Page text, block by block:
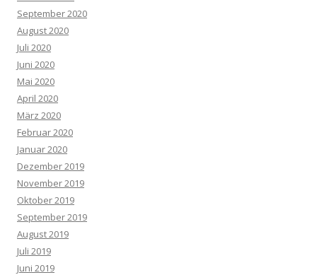
September 2020
August 2020
Juli 2020
Juni 2020
Mai 2020
April 2020
März 2020
Februar 2020
Januar 2020
Dezember 2019
November 2019
Oktober 2019
September 2019
August 2019
Juli 2019
Juni 2019